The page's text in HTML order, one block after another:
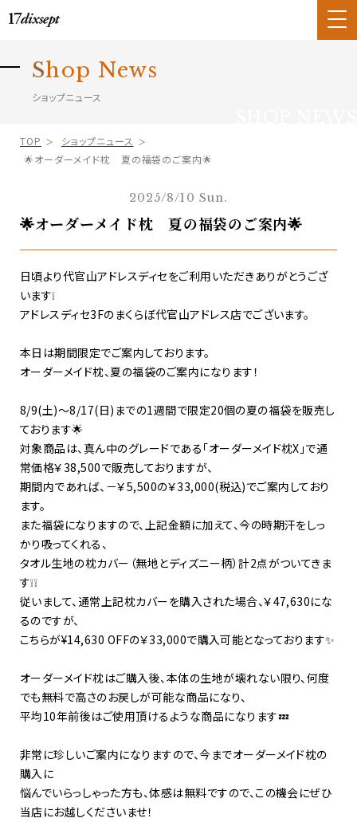
Shop News
ショップニュース
TOP
ショップニュース
🌟オーダーメイド枕 夏の福袋のご案内🌟
2025/8/10 Sun.
🌟オーダーメイド枕 夏の福袋のご案内🌟
日頃より代官山アドレスディセをご利用いただきありがとうござ
います❕
アドレスディセ3Fのまくらぼ代官山アドレス店でございます。
本日は期間限定でご案内しております。
オーダーメイド枕、夏の福袋のご案内になります！
8/9(土)～8/17(日)までの1週間で限定20個の夏の福袋を販売し
ております🌟
対象商品は、真ん中のグレードである「オーダーメイド枕X」で通
常価格￥38,500で販売しておりますが、
期間内であれば、－￥5,500の￥33,000(税込)でご案内しており
ます。
また福袋になりますので、上記金額に加えて、今の時期汗をしっ
かり吸ってくれる、
タオル生地の枕カバー（無地とディズニー柄）計2点がついてきま
す❕❕
従いまして、通常上記枕カバーを購入された場合、￥47,630にな
るのですが、
こちらが¥14,630 OFFの￥33,000で購入可能となっております✨
オーダーメイド枕はご購入後、本体の生地が壊れない限り、何度
でも無料で高さのお戻しが可能な商品になり、
平均10年前後はご使用頂けるような商品になります💤
非常に珍しいご案内になりますので、今までオーダーメイド枕の
購入に
悩んでいらっしゃった方も、体感は無料ですので、この機会にぜひ
当店にお越しくださいませ！